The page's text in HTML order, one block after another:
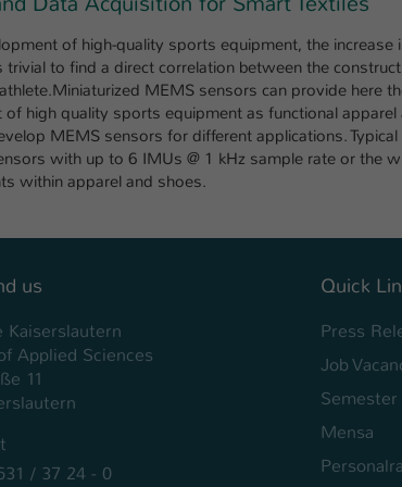
of high-quality sports equipment, the
trivial to find a direct correlation between the
MEMS sensors can provide here
high quality sports equipment as functional apparel
MEMS sensors for different applications.
with up to 6 IMUs @ 1 kHz sample rate or the
within apparel and shoes.
us
Kaiserslautern
Applied Sciences
11
/ 37 24 - 0
Quick
Press
Job
Mensa
Name
Anbieter
Laufzeit
Anbieter
Laufzeit
Zweck
Marketing
Diese Cookies
Besucher auf der
Anbieter
Laufzeit
Wir verwenden
Vimeo, Issuu), um